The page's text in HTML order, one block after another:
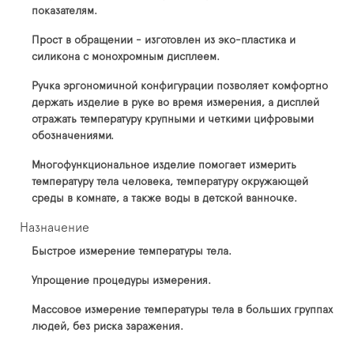
показателям.
Прост в обращении - изготовлен из эко-пластика и
силикона с монохромным дисплеем.
Ручка эргономичной конфигурации позволяет комфортно
держать изделие в руке во время измерения, а дисплей
отражать температуру крупными и четкими цифровыми
обозначениями.
Многофункциональное изделие помогает измерить
температуру тела человека, температуру окружающей
среды в комнате, а также воды в детской ванночке.
Назначение
Быстрое измерение температуры тела.
Упрощение процедуры измерения.
Массовое измерение температуры тела в больших группах
людей, без риска заражения.